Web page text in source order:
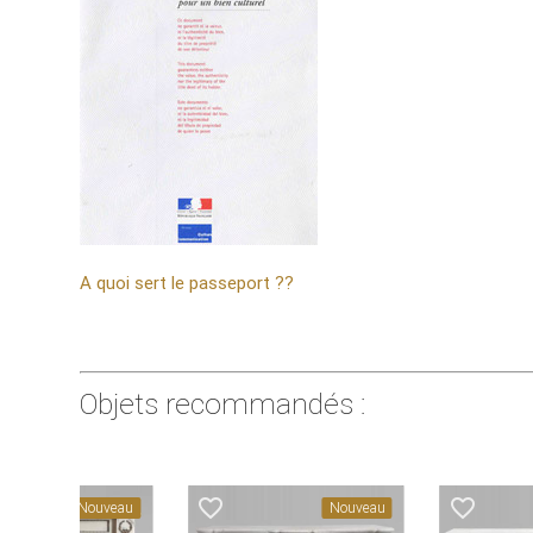
A quoi sert le passeport ??
Objets recommandés :
favorite_border Nouveau favorite_border
Nouveau